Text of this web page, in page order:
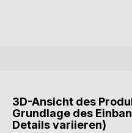
3D-Ansicht des
Grundlage des
Details variieren)